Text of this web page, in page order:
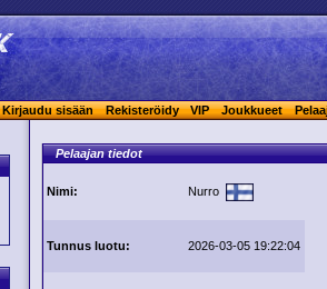
Kirjaudu sisään Rekisteröidy VIP Joukkueet
Pelaajan tiedot
Nimi: Nurro
Tunnus luotu: 2026-03-05 19:22:04